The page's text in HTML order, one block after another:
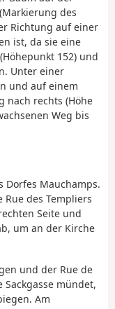
des
Richtung auf einer
ist, da sie eine
152) und
Unter einer
und auf einem
nach rechts (Höhe
Weg bis
Dorfes Mauchamps.
des Templiers
Seite und
um an der Kirche
und der Rue de
mündet,
Am